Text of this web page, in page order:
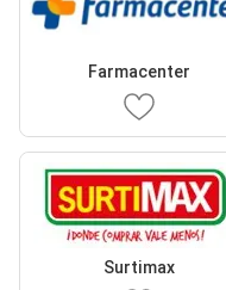
Farmacenter
Surtimax